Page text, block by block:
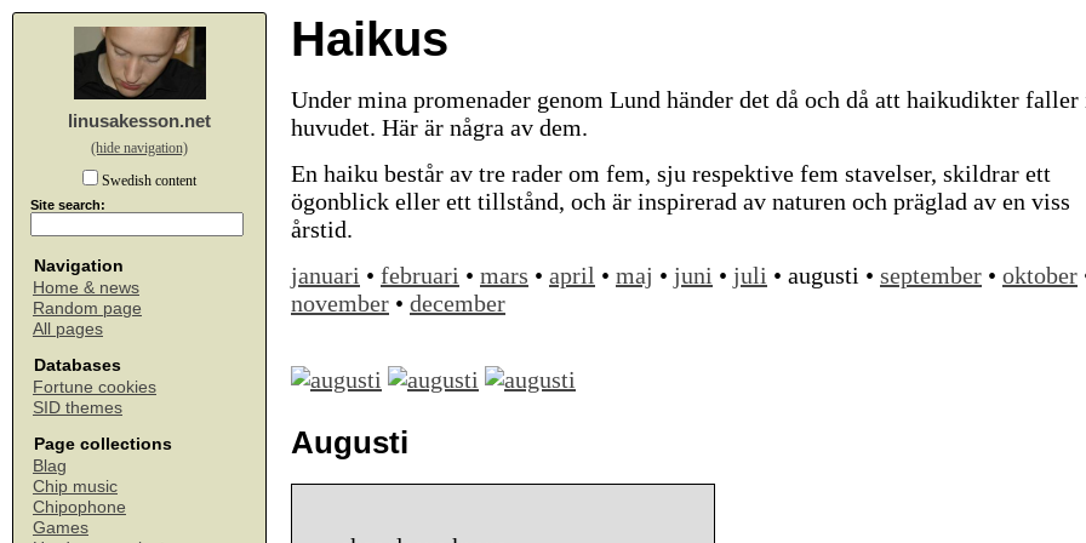
linusakesson.net
(hide navigation)
Swedish content
Site search:
Navigation
Home & news
Random page
All pages
Databases
Fortune cookies
SID themes
Page collections
Blag
Chip music
Chipophone
Games
Haikus
Under mina promenader genom Lund händer det då och då att haikudikter faller
huvudet. Här är några av dem.
En haiku består av tre rader om fem, sju respektive fem stavelser, skildrar ett
ögonblick eller ett tillstånd, och är inspirerad av naturen och präglad av en viss
årstid.
januari • februari • mars • april • maj • juni • juli • augusti • september • oktober
november • december
Augusti